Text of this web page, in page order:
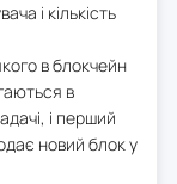
і кількість
в блокчейн
в
і перший
новий блок у